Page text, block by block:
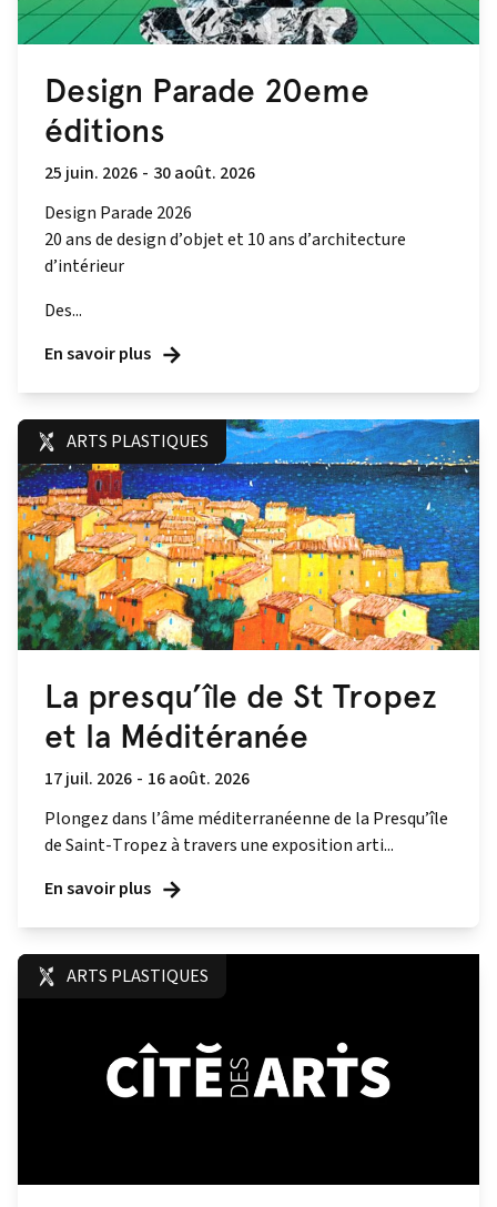
Design Parade 20eme
éditions
25 juin. 2026 - 30 août. 2026
Design Parade 2026
20 ans de design d’objet et 10 ans d’architecture
d’intérieur
Des...
En savoir plus
ARTS PLASTIQUES
La presqu’île de St Tropez
et la Méditéranée
17 juil. 2026 - 16 août. 2026
Plongez dans l’âme méditerranéenne de la Presqu’île
de Saint-Tropez à travers une exposition arti...
En savoir plus
ARTS PLASTIQUES